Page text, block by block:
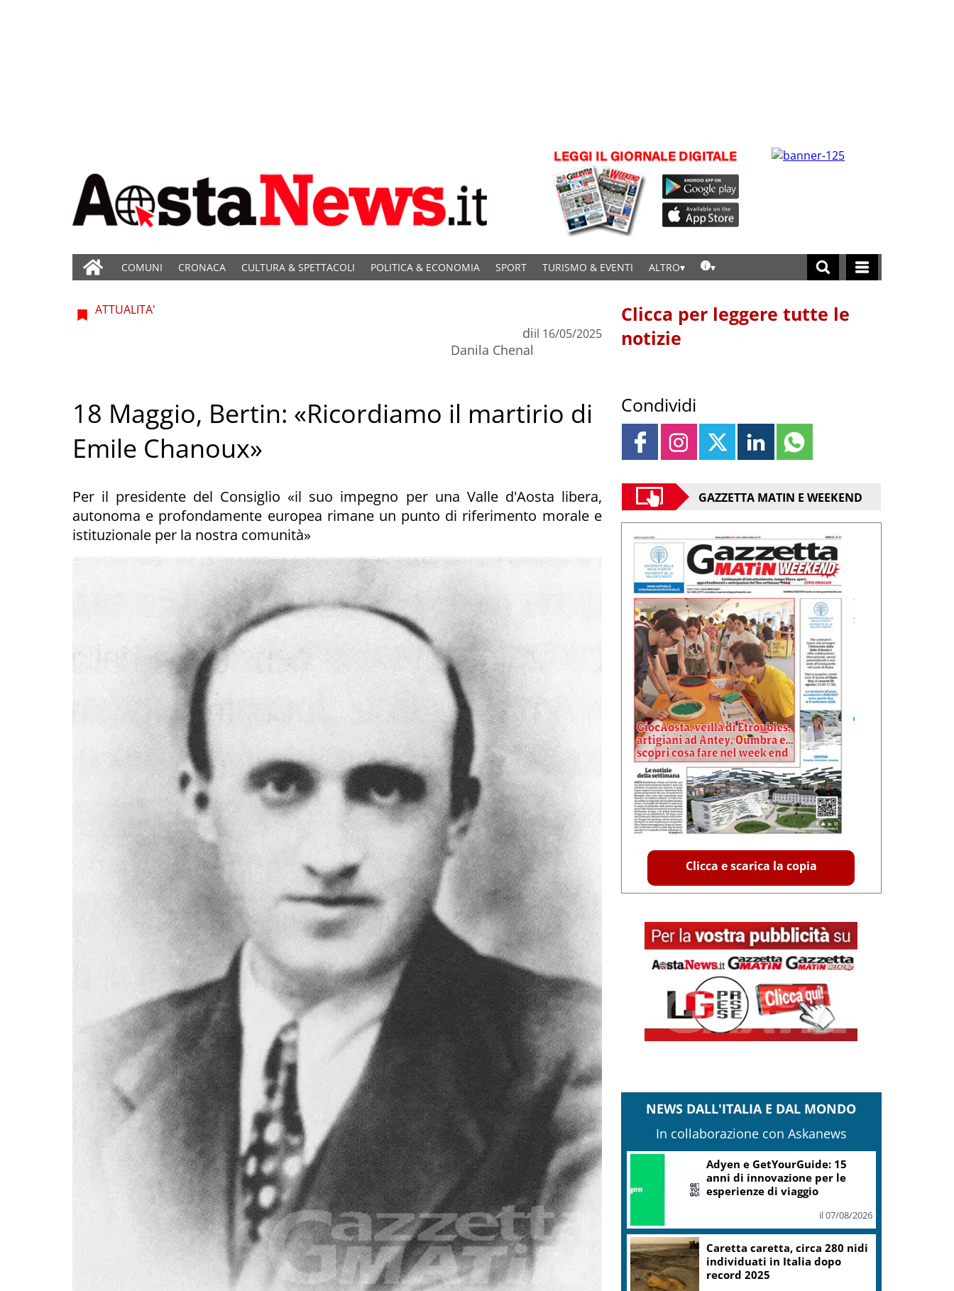
COMUNI CRONACA CULTURA & SPETTACOLI POLITICA & ECONOMIA SPORT TURISMO & EVENTI ALTRO
ATTUALITA'
di
Danila Chenal
il 16/05/2025
18 Maggio, Bertin: «Ricordiamo il martirio di
Emile Chanoux»
Per il presidente del Consiglio «il suo impegno per una Valle d'Aosta libera,
autonoma e profondamente europea rimane un punto di riferimento morale e
istituzionale per la nostra comunità»
Clicca per leggere tutte le
notizie
Condividi
GAZZETTA MATIN E WEEKEND
Clicca e scarica la copia
NEWS DALL'ITALIA E DAL MONDO
In collaborazione con Askanews
Adyen e GetYourGuide: 15
anni di innovazione per le
esperienze di viaggio
il 07/08/2026
Caretta caretta, circa 280 nidi
individuati in Italia dopo
record 2025